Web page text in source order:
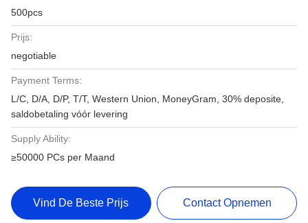
500pcs
Prijs:
negotiable
Payment Terms:
L/C, D/A, D/P, T/T, Western Union, MoneyGram, 30% deposite,
saldobetaling vóór levering
Supply Ability:
≥50000 PCs per Maand
Vind De Beste Prijs Contact Opnemen